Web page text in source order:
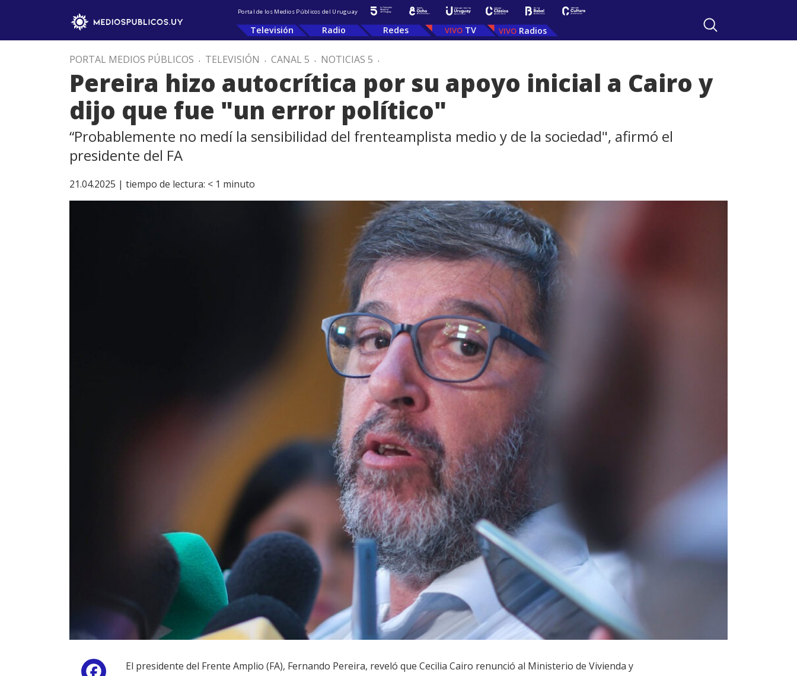
Portal de los Medios Públicos del Uruguay
Televisión Radio Redes TV Radios
PORTAL MEDIOS PÚBLICOS . TELEVISIÓN . CANAL 5 . NOTICIAS 5 .
Pereira hizo autocrítica por su apoyo inicial a Cairo y
dijo que fue "un error político"
“Probablemente no medí la sensibilidad del frenteamplista medio y de la sociedad", afirmó el
presidente del FA
21.04.2025 | tiempo de lectura: < 1 minuto
El presidente del Frente Amplio (FA), Fernando Pereira, reveló que Cecilia Cairo renunció al Ministerio de Vivienda y